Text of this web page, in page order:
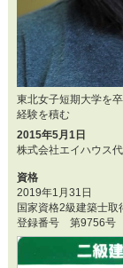
東北女子短期大学を
経験を積む
2015年5月1日
株式会社エイハウス
資格
2019年1月31日
国家資格2級建築士取
登録番号 第9756号